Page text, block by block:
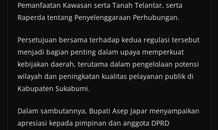
Pemanfaatan Kawasan serta Tanah Telantar, serta
Raperda tentang Penyelenggaraan Perhubungan.
Persetujuan bersama terhadap kedua regulasi tersebut
menjadi bagian penting dalam upaya memperkuat
kebijakan daerah, terutama dalam pengelolaan potensi
wilayah dan peningkatan kualitas pelayanan publik di
Kabupaten Sukabumi.
Dalam sambutannya, Bupati Asep Japar menyampaikan
apresiasi kepada pimpinan dan anggota DPRD